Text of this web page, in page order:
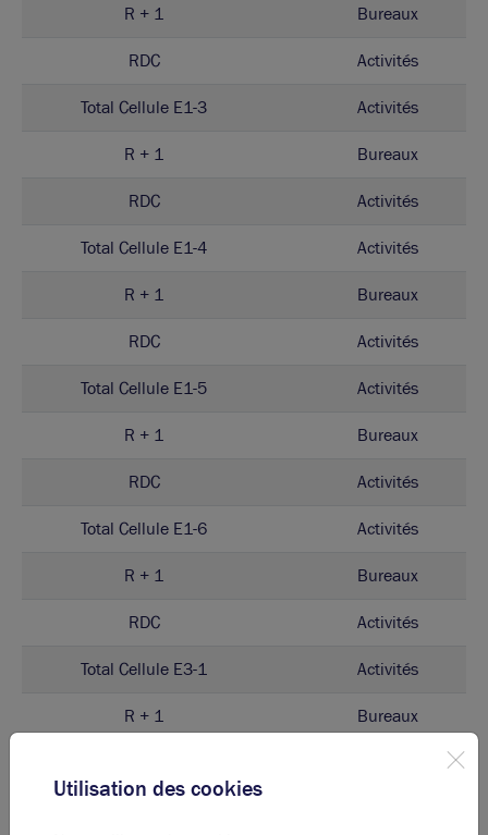
R + 1 Bureaux
RDC Activités
Total Cellule E1-3 Activités
R + 1 Bureaux
RDC Activités
Total Cellule E1-4 Activités
R + 1 Bureaux
RDC Activités
Total Cellule E1-5 Activités
R + 1 Bureaux
RDC Activités
Total Cellule E1-6 Activités
R + 1 Bureaux
RDC Activités
Total Cellule E3-1 Activités
R + 1 Bureaux
Utilisation des cookies